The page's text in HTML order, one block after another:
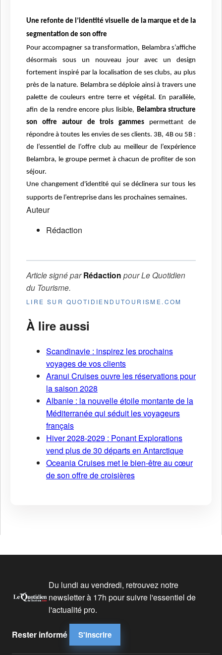
Une refonte de l’identité visuelle de la marque et de la
segmentation de son offre
Pour accompagner sa transformation, Belambra s’affiche
désormais sous un nouveau jour avec un design
fortement inspiré par la localisation de ses clubs, au plus
près de la nature. Belambra se déploie ainsi à travers une
palette de couleurs entre terre et végétal. En parallèle,
afin de la rendre encore plus lisible, Belambra structure
son offre autour de trois gammes
permettant de
répondre à toutes les envies de ses clients. 3B, 4B ou 5B :
de l’essentiel de l’offre club au meilleur de l’expérience
Belambra, le groupe permet à chacun de profiter de son
séjour.
Une changement d'identité qui se déclinera sur tous les
supports de l’entreprise dans les prochaines semaines.
Auteur
Rédaction
Article signé parRédaction pourLe Quotidien
du Tourisme.
LIRE SUR QUOTIDIENDUTOURISME.COM
À lire aussi
Scandinavie : inspirez les prochains
voyages de vos clients
Aranui Cruises ouvre les réservations pour
la saison 2028
Albanie : la nouvelle étoile montante de la
Méditerranée qui séduit les voyageurs
français
Hiver 2028-2029 : Ponant Explorations
vend plus de 30 départs en Antarctique
Oceania Cruises met le bien-être au cœur
de son offre de croisières
Du lundi au vendredi, retrouvez notre
newsletter à 17h pour suivre l'essentiel de
l'actualité pro.
Rester informé S'inscrire